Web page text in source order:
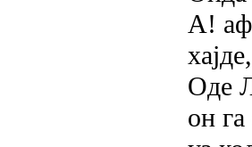
А!
Оде
он